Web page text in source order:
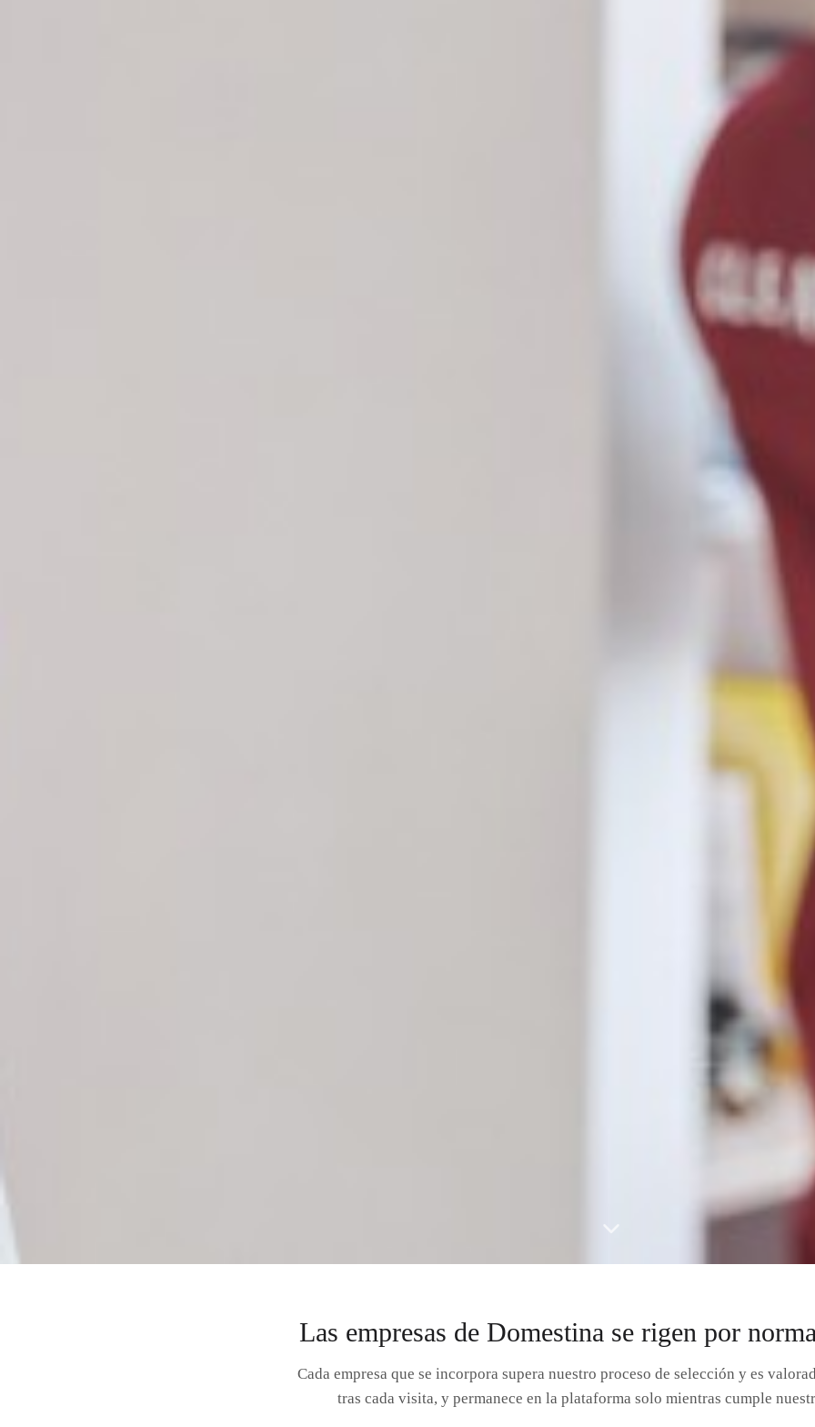
Las empresas de Domestina se rigen por
Cada empresa que se incorpora supera nuestro proceso de selección y es
tras cada visita, y permanece en la plataforma solo mientras cumple